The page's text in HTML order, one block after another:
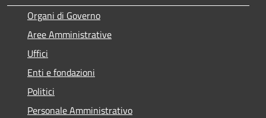
Organi di Governo
Aree Amministrative
Uffici
Enti e fondazioni
Politici
Personale Amministrativo